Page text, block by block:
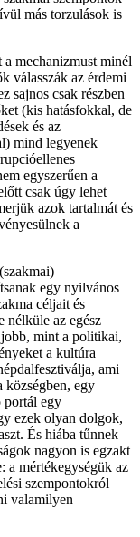
más torzulások is
mechanizmust minél
válasszák az érdemi
sajnos csak részben
(kis hatásfokkal, de
és az
mind legyenek
egyszerűen a
csak úgy lehet
azok tartalmát és
a
egy nyilvános
céljait és
nélküle az egész
mint a politikai,
a kultúra
ami
községben, egy
portál egy
ezek olyan dolgok,
És hiába tűnnek
nagyon is egzakt
a mértékegységük az
szempontokról
valamilyen